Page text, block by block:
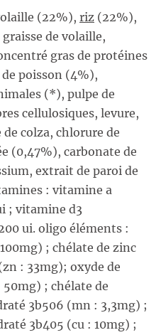
(22%), riz (22%),
de volaille,
gras de protéines
poisson (4%),
(*), pulpe de
cellulosiques, levure,
colza, chlorure de
(0,47%), carbonate de
extrait de paroi de
: vitamine a
; vitamine d3
ui. oligo éléments :
; chélate de zinc
: 33mg); oxyde de
; chélate de
3b506 (mn : 3,3mg) ;
3b405 (cu : 10mg) ;